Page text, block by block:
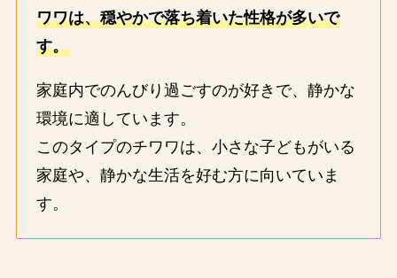
ワワは、穏やかで落ち着いた性格が多いで
す。
家庭内でのんびり過ごすのが好きで、静かな
環境に適しています。
このタイプのチワワは、小さな子どもがいる
家庭や、静かな生活を好む方に向いていま
す。